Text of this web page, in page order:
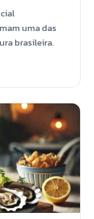
uma das
brasileira.